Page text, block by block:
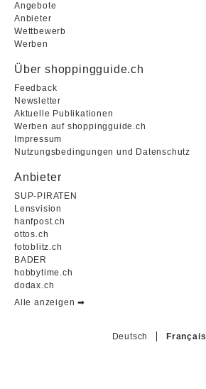
Angebote
Anbieter
Wettbewerb
Werben
Über shoppingguide.ch
Feedback
Newsletter
Aktuelle Publikationen
Werben auf shoppingguide.ch
Impressum
Nutzungsbedingungen und Datenschutz
Anbieter
SUP-PIRATEN
Lensvision
hanfpost.ch
ottos.ch
fotoblitz.ch
BADER
hobbytime.ch
dodax.ch
Alle anzeigen ➡︎
Deutsch Français